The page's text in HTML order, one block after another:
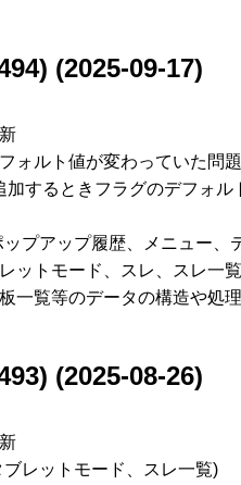
(2025-09-17)
ォルト値が変わっていた問
加するときフラグのデフォ
プアップ履歴、メニュー
ットモード、スレ、スレ一
一覧等のデータの構造や処
(2025-08-26)
レットモード、スレ一覧)